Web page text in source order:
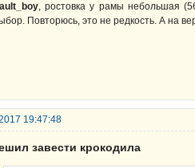
, ростовка у рамы небольшая
Повторюсь, это не редкость. А на
19:47:48
завести крокодила